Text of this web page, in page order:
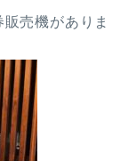
売機がありま